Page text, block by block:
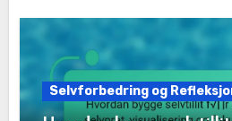
Selvforbedring og